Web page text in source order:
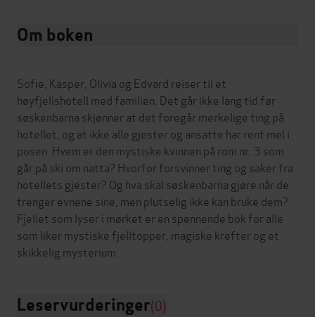
Om boken
Sofie, Kasper, Olivia og Edvard reiser til et
høyfjellshotell med familien. Det går ikke lang tid før
søskenbarna skjønner at det foregår merkelige ting på
hotellet, og at ikke alle gjester og ansatte har rent mel i
posen. Hvem er den mystiske kvinnen på rom nr. 3 som
går på ski om natta? Hvorfor forsvinner ting og saker fra
hotellets gjester? Og hva skal søskenbarna gjøre når de
trenger evnene sine, men plutselig ikke kan bruke dem?
Fjellet som lyser i mørket er en spennende bok for alle
som liker mystiske fjelltopper, magiske krefter og et
Leservurderinger(0)